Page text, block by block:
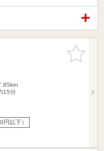
お気に入
りに追加
15分
以下）